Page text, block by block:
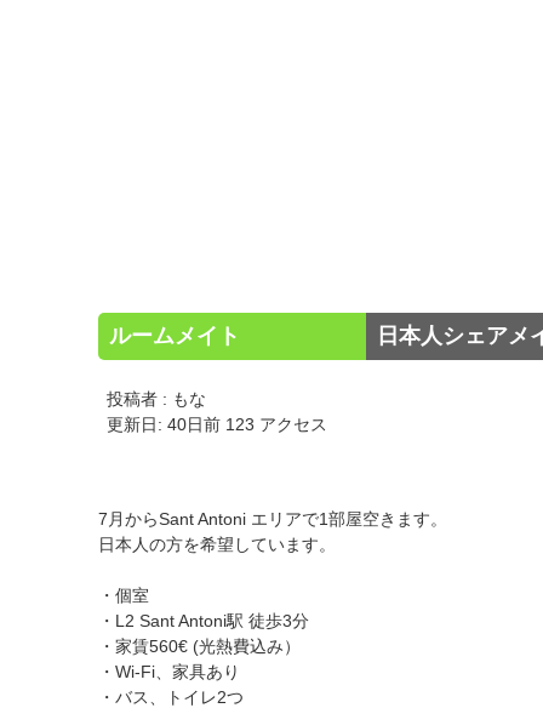
ルームメイト 日本人シェアメ
投稿者 : もな
更新日: 40日前 123 アクセス
7月からSant Antoni エリアで1部屋空きます。
日本人の方を希望しています。
・個室
・L2 Sant Antoni駅 徒歩3分
・家賃560€ (光熱費込み）
・Wi-Fi、家具あり
・バス、トイレ2つ